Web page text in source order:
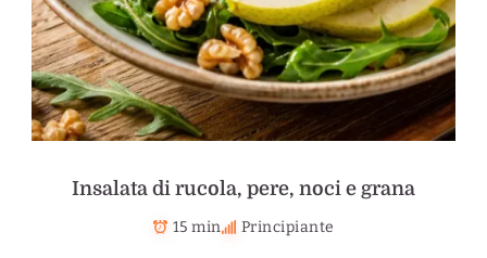
Insalata di rucola, pere, noci e grana
15 min Principiante